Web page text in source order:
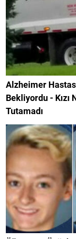
Alzheimer
Bekliyordu - Kızı
Tutamadı